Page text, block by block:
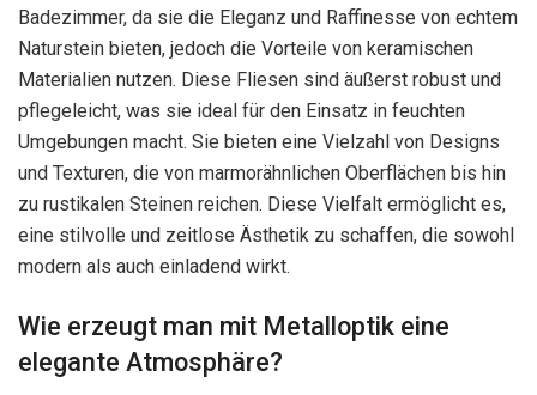
Badezimmer, da sie die Eleganz und Raffinesse von echtem
Naturstein bieten, jedoch die Vorteile von keramischen
Materialien nutzen. Diese Fliesen sind äußerst robust und
pflegeleicht, was sie ideal für den Einsatz in feuchten
Umgebungen macht. Sie bieten eine Vielzahl von Designs
und Texturen, die von marmorähnlichen Oberflächen bis hin
zu rustikalen Steinen reichen. Diese Vielfalt ermöglicht es,
eine stilvolle und zeitlose Ästhetik zu schaffen, die sowohl
modern als auch einladend wirkt.
Wie erzeugt man mit Metalloptik eine
elegante Atmosphäre?